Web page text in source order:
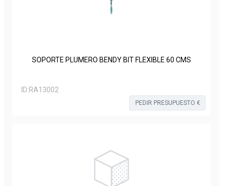
SOPORTE PLUMERO BENDY BIT FLEXIBLE 60 CMS
ID:RA13002
PEDIR PRESUPUESTO €